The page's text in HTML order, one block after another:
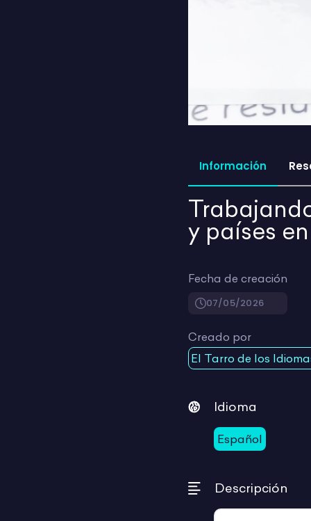
Información
y países
Fecha de creación
07/05/2026
Creado por
El Tarro de los
Idioma
Español
Descripción